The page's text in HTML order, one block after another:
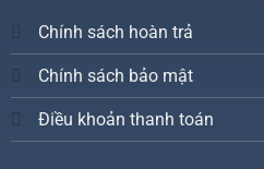
Chính sách hoàn trả
Chính sách bảo mật
Điều khoản thanh toán